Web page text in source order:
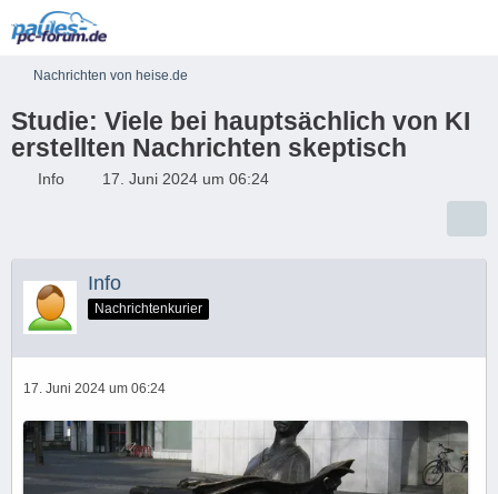
Nachrichten von heise.de
Studie: Viele bei hauptsächlich von KI
erstellten Nachrichten skeptisch
Info 17. Juni 2024 um 06:24
Info
Nachrichtenkurier
17. Juni 2024 um 06:24